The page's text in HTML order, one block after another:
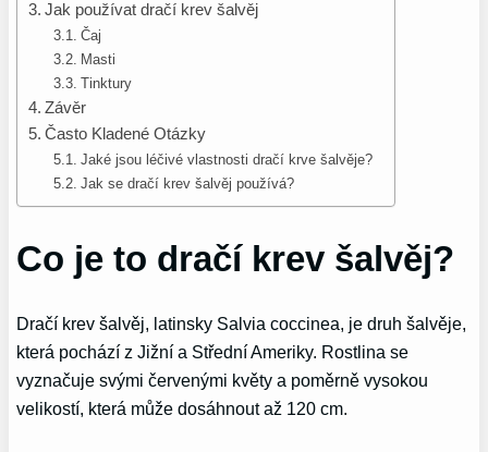
Jak používat dračí krev šalvěj
Čaj
Masti
Tinktury
Závěr
Často Kladené Otázky
Jaké jsou léčivé vlastnosti dračí krve šalvěje?
Jak se dračí krev šalvěj používá?
Co je to dračí krev šalvěj?
Dračí krev šalvěj, latinsky Salvia coccinea, je druh šalvěje,
která pochází z Jižní a Střední Ameriky. Rostlina se
vyznačuje svými červenými květy a poměrně vysokou
velikostí, která může dosáhnout až 120 cm.